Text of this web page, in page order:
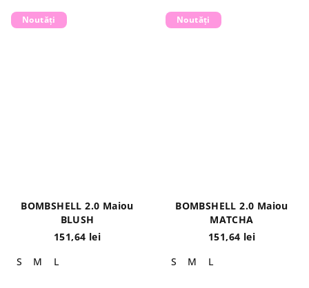
Noutăți
BOMBSHELL 2.0 Maiou
BLUSH
151,64 lei
S
M L
Noutăți
BOMBSHELL 2.0 Maiou
MATCHA
151,64 lei
S
M L